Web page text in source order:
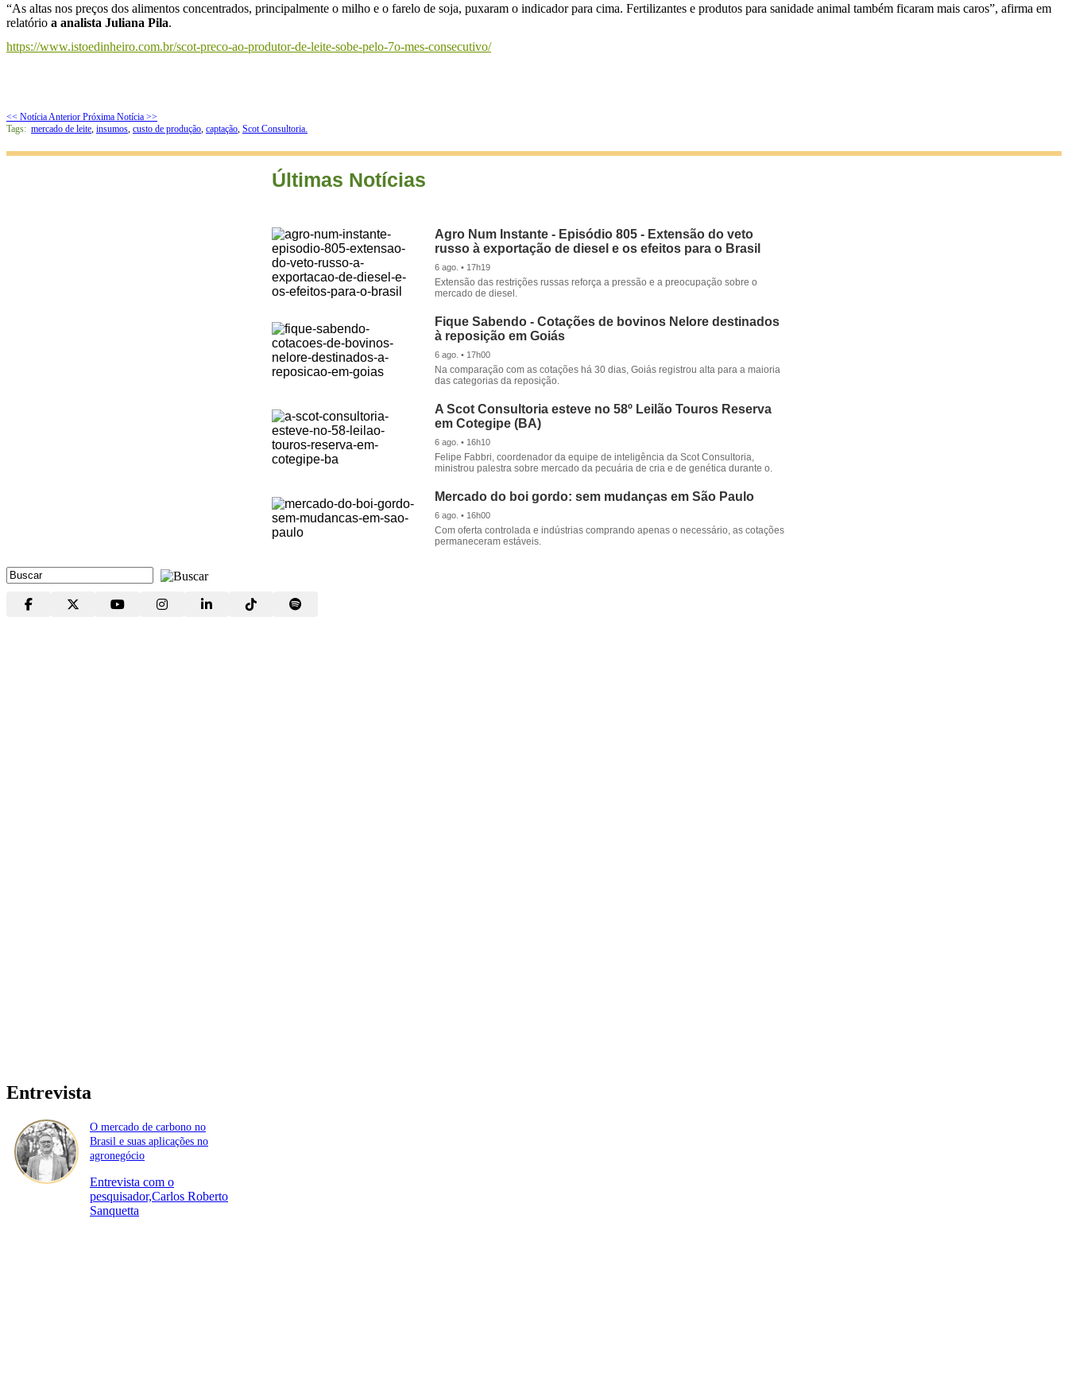
“As altas nos preços dos alimentos concentrados, principalmente o milho e o farelo de soja, puxaram o indicador para cima. Fertilizantes e produtos para sanidade animal também ficaram mais caros”, afirma em
relatório a analista Juliana Pila.
https://www.istoedinheiro.com.br/scot-preco-ao-produtor-de-leite-sobe-pelo-7o-mes-consecutivo/
<< Notícia Anterior Próxima Notícia >>
Tags: mercado de leite, insumos, custo de produção, captação, Scot Consultoria.
Últimas Notícias
Agro Num Instante - Episódio 805 - Extensão do veto
russo à exportação de diesel e os efeitos para o Brasil
6 ago. • 17h19
Extensão das restrições russas reforça a pressão e a preocupação sobre o
mercado de diesel.
Fique Sabendo - Cotações de bovinos Nelore destinados
à reposição em Goiás
6 ago. • 17h00
Na comparação com as cotações há 30 dias, Goiás registrou alta para a maioria
das categorias da reposição.
A Scot Consultoria esteve no 58º Leilão Touros Reserva
em Cotegipe (BA)
6 ago. • 16h10
Felipe Fabbri, coordenador da equipe de inteligência da Scot Consultoria,
ministrou palestra sobre mercado da pecuária de cria e de genética durante o.
Mercado do boi gordo: sem mudanças em São Paulo
6 ago. • 16h00
Com oferta controlada e indústrias comprando apenas o necessário, as cotações
permaneceram estáveis.
Entrevista
O mercado de carbono no
Brasil e suas aplicações no
agronegócio
Entrevista com o
pesquisador,Carlos Roberto
Sanquetta